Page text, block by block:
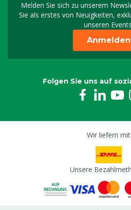
Melden Sie sich zu unserem
Sie als erstes von Neuigkeiten,
unseren
Anmelden
Folgen Sie uns auf
Wir liefern mit
Unsere